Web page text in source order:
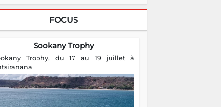
FOCUS
Sookany Trophy
Trophy, du 17 au 19 juillet à